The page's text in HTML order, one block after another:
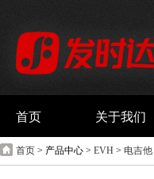
首页 关于我们
首页 > 产品中心 > EVH > 电吉他